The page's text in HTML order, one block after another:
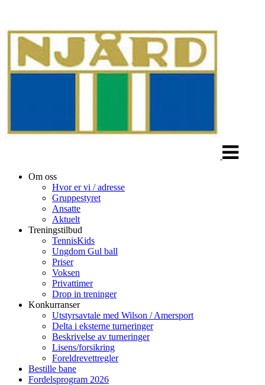
Om oss
Hvor er vi / adresse
Gruppestyret
Ansatte
Aktuelt
Treningstilbud
TennisKids
Ungdom Gul ball
Priser
Voksen
Privattimer
Drop in treninger
Konkurranser
Utstyrsavtale med Wilson / Amersport
Delta i eksterne turneringer
Beskrivelse av turneringer
Lisens/forsikring
Foreldrevettregler
Bestille bane
Fordelsprogram 2026